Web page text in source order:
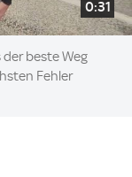
0:31
der beste Weg
Fehler